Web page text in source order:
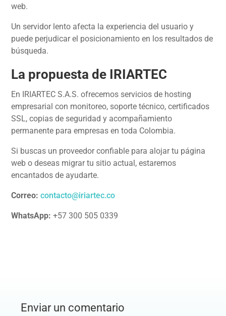
web.
Un servidor lento afecta la experiencia del usuario y
puede perjudicar el posicionamiento en los resultados de
búsqueda.
La propuesta de IRIARTEC
En IRIARTEC S.A.S. ofrecemos servicios de hosting
empresarial con monitoreo, soporte técnico, certificados
SSL, copias de seguridad y acompañamiento
permanente para empresas en toda Colombia.
Si buscas un proveedor confiable para alojar tu página
web o deseas migrar tu sitio actual, estaremos
encantados de ayudarte.
Correo: contacto@iriartec.co
WhatsApp: +57 300 505 0339
Enviar un comentario